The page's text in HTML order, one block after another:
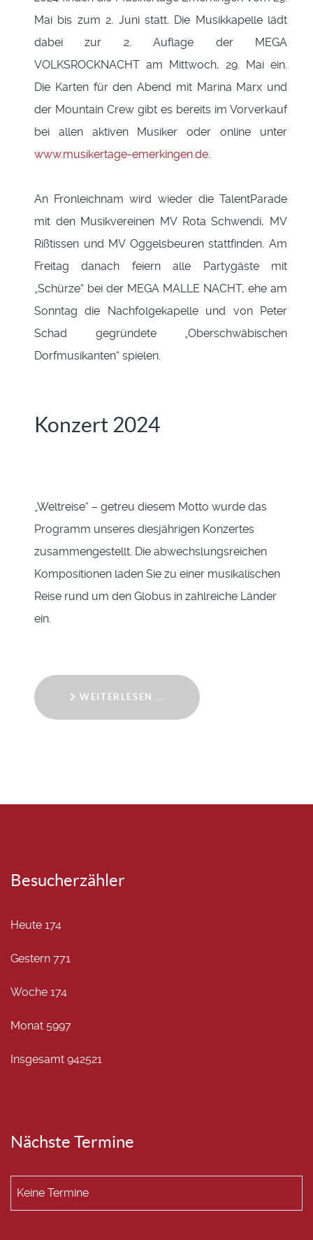
Mai bis zum 2. Juni statt. Die Musikkapelle lädt
dabei zur 2. Auflage der MEGA
VOLKSROCKNACHT am Mittwoch, 29. Mai ein.
Die Karten für den Abend mit Marina Marx und
der Mountain Crew gibt es bereits im Vorverkauf
bei allen aktiven Musiker oder online unter
www.musikertage-emerkingen.de.
An Fronleichnam wird wieder die TalentParade
mit den Musikvereinen MV Rota Schwendi, MV
Rißtissen und MV Oggelsbeuren stattfinden. Am
Freitag danach feiern alle Partygäste mit
„Schürze“ bei der MEGA MALLE NACHT, ehe am
Sonntag die Nachfolgekapelle und von Peter
Schad gegründete „Oberschwäbischen
Dorfmusikanten“ spielen.
Konzert 2024
„Weltreise“ – getreu diesem Motto wurde das
Programm unseres diesjährigen Konzertes
zusammengestellt. Die abwechslungsreichen
Kompositionen laden Sie zu einer musikalischen
Reise rund um den Globus in zahlreiche Länder
ein.
WEITERLESEN …
Besucherzähler
Heute 174
Gestern 771
Woche 174
Monat 5997
Insgesamt 942521
Nächste Termine
Keine Termine